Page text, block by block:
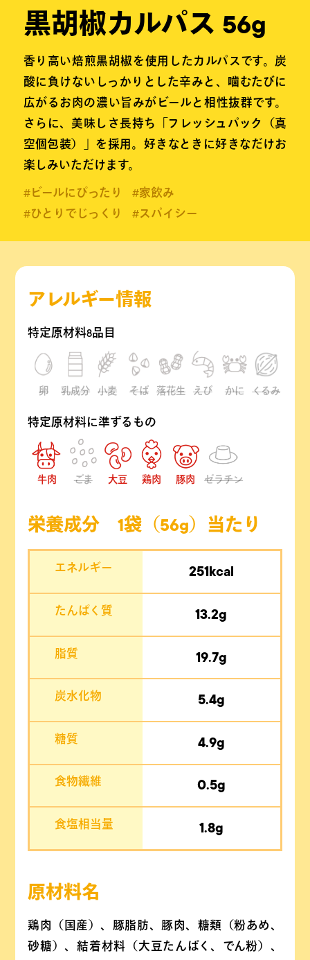
黒胡椒カルパス 56g
香り高い焙煎黒胡椒を使用したカルパスです。炭
酸に負けないしっかりとした辛みと、噛むたびに
広がるお肉の濃い旨みがビールと相性抜群です。
さらに、美味しさ長持ち「フレッシュパック（真
空個包装）」を採用。好きなときに好きなだけお
楽しみいただけます。
#ビールにぴったり
#家飲み
#ひとりでじっくり
#スパイシー
アレルギー情報
特定原材料8品目
卵 乳成分 小麦 そば 落花生 えび かに くるみ
特定原材料に準ずるもの
牛肉 ごま 大豆 鶏肉 豚肉 ゼラチン
栄養成分 1袋（56g）当たり
エネルギー 251kcal
たんぱく質 13.2g
脂質 19.7g
炭水化物 5.4g
糖質 4.9g
食物繊維 0.5g
食塩相当量 1.8g
原材料名
鶏肉（国産）、豚脂肪、豚肉、糖類（粉あめ、
砂糖）、結着材料（大豆たんぱく、でん粉）、